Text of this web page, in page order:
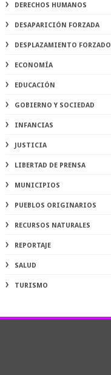
DERECHOS HUMANOS
DESAPARICIÓN FORZADA
DESPLAZAMIENTO FORZADO
ECONOMÍA
EDUCACIÓN
GOBIERNO Y SOCIEDAD
INFANCIAS
JUSTICIA
LIBERTAD DE PRENSA
MUNICIPIOS
PUEBLOS ORIGINARIOS
RECURSOS NATURALES
REPORTAJE
SALUD
TURISMO